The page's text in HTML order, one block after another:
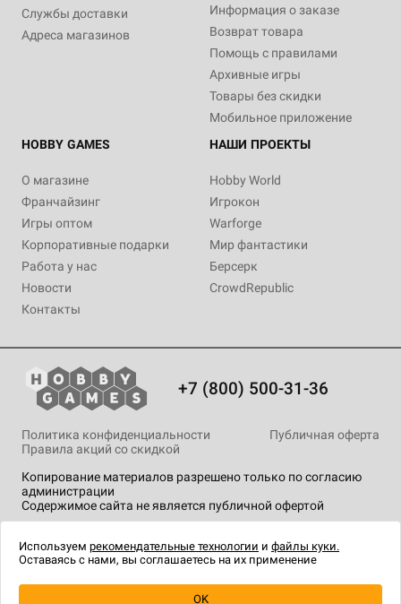
Службы доставки
Адреса магазинов
Информация о заказе
Возврат товара
Помощь с правилами
Архивные игры
Товары без скидки
Мобильное приложение
HOBBY GAMES
О магазине
Франчайзинг
Игры оптом
Корпоративные подарки
Работа у нас
Новости
Контакты
НАШИ ПРОЕКТЫ
Hobby World
Игрокон
Warforge
Мир фантастики
Берсерк
CrowdRepublic
+7 (800) 500-31-36
Копирование материалов разрешено только по согласию
администрации
Содержимое сайта не является публичной офертой
Политика конфиденциальности
Публичная оферта
Правила акций со скидкой
технологии .
Используем рекомендательные технологии и файлы куки.
Оставаясь с нами, вы соглашаетесь на их применение
OK